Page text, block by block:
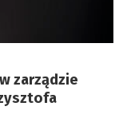
zarządzie